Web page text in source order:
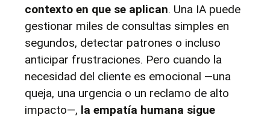
contexto en que se aplican. Una IA puede
gestionar miles de consultas simples en
segundos, detectar patrones o incluso
anticipar frustraciones. Pero cuando la
necesidad del cliente es emocional —una
queja, una urgencia o un reclamo de alto
impacto—, la empatía humana sigue